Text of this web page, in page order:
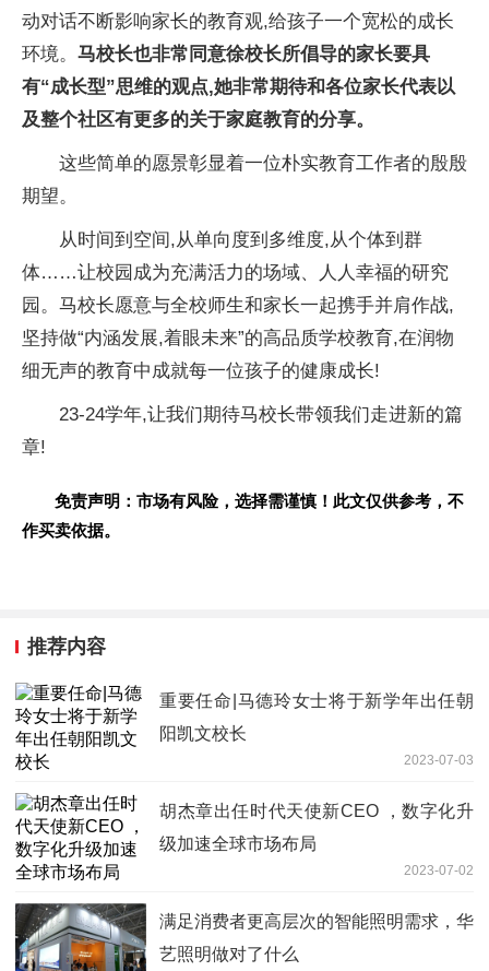
动对话不断影响家长的教育观,给孩子一个宽松的成长
环境。 马校长也非常同意徐校长所倡导的家长要具
有“成长型”思维的观点,她非常期待和各位家长代表以
及整个社区有更多的关于家庭教育的分享。
这些简单的愿景彰显着一位朴实教育工作者的殷殷
期望。
从时间到空间,从单向度到多维度,从个体到群
体……让校园成为充满活力的场域、人人幸福的研究
园。马校长愿意与全校师生和家长一起携手并肩作战,
坚持做“内涵发展,着眼未来”的高品质学校教育,在润物
细无声的教育中成就每一位孩子的健康成长!
23-24学年,让我们期待马校长带领我们走进新的篇
章!
免责声明：市场有风险，选择需谨慎！此文仅供参考，不
作买卖依据。
推荐内容
重要任命|马德玲女士将于新学年出任朝
阳凯文校长
2023-07-03
胡杰章出任时代天使新CEO ，数字化升
级加速全球市场布局
2023-07-02
满足消费者更高层次的智能照明需求，华
艺照明做对了什么